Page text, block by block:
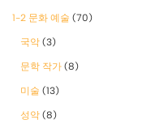
1-2 문화 예술 (70)
국악 (3)
문학 작가 (8)
미술 (13)
성악 (8)